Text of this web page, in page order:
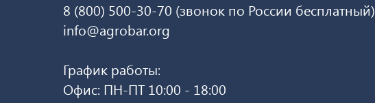
8 (800) 500-30-70 (звонок по России бесплатный)
info@agrobar.org
График работы:
Офис: ПН-ПТ 10:00 - 18:00